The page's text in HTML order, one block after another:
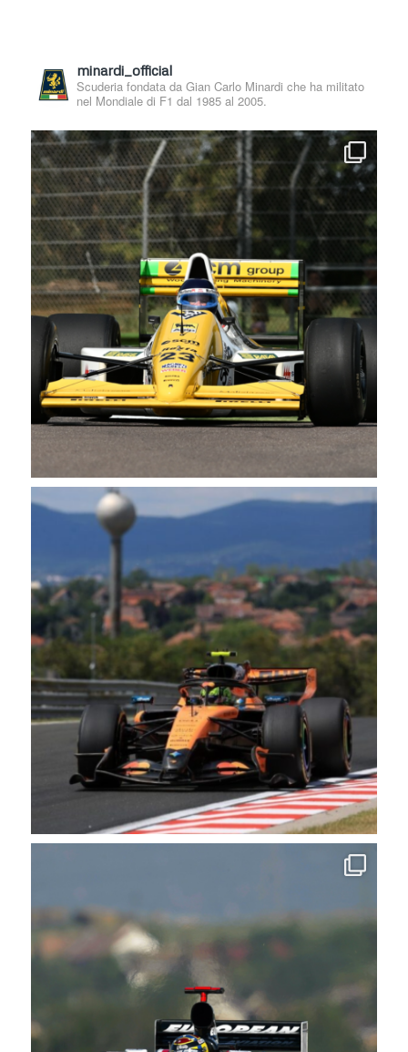
minardi_official
Scuderia fondata da Gian Carlo Minardi che ha militato
nel Mondiale di F1 dal 1985 al 2005.